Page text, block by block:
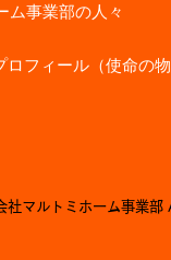
マルトミホーム事業
ム事業部の人々
ロフィール（使命の物